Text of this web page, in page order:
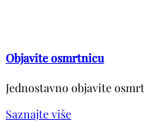
Objavite osmrtnicu
Jednostavno objavite
Saznajte više